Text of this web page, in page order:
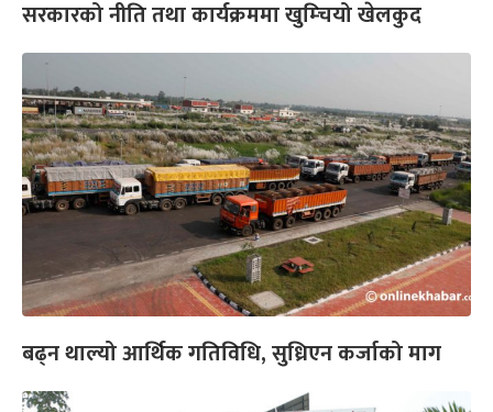
सरकारको नीति तथा कार्यक्रममा खुम्चियो खेलकुद
बढ्न थाल्यो आर्थिक गतिविधि, सुध्रिएन कर्जाको माग